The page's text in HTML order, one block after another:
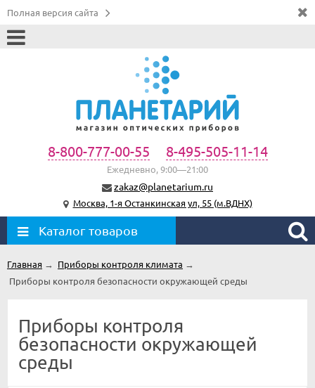
Полная версия сайта
8-800-777-00-55 8-495-505-11-14
Ежедневно, 9:00—21:00
zakaz@planetarium.ru
Москва, 1-я Останкинская ул, 55 (м.ВДНХ)
Каталог товаров
Главная → Приборы контроля климата →
Приборы контроля безопасности окружающей среды
Приборы контроля
безопасности окружающей
среды